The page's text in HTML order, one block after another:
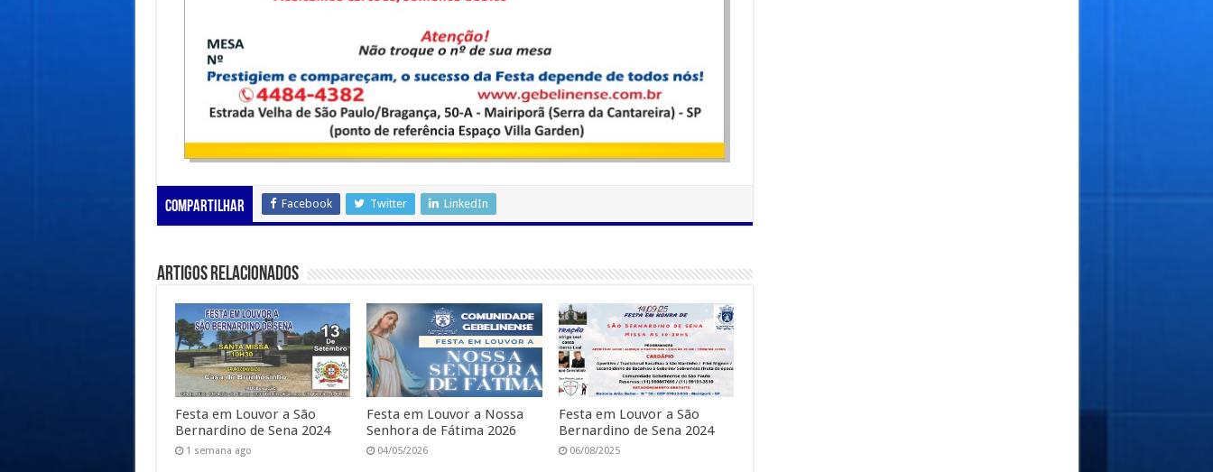
Compartilhar Facebook Twitter LinkedIn
Artigos Relacionados
Festa em Louvor a São
Bernardino de Sena 2024
1 semana ago
Festa em Louvor a Nossa
Senhora de Fátima 2026
04/05/2026
Festa em Louvor a São
Bernardino de Sena 2024
06/08/2025